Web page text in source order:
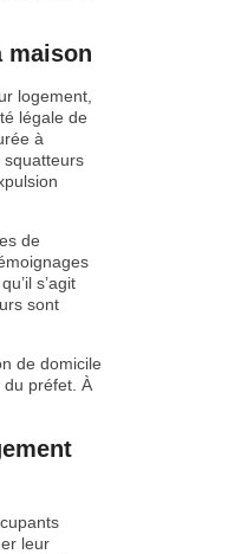
maison
logement,
légale de
à
squatteurs
de
s’agit
sont
de domicile
du préfet. À
leur